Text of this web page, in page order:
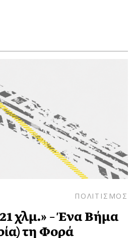
ΠΟΛΙΤΙΣΜΟΣ
χλμ.» – Ένα Βήμα
τη Φορά